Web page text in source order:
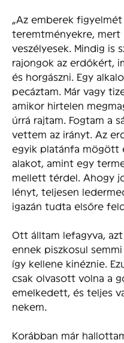
„Az emberek
teremtményekre, mert
veszélyesek. Mindig is
rajongok az erdőkért,
és horgászni. Egy
pecáztam. Már vagy
amikor hirtelen
úrrá rajtam. Fogtam a
vettem az irányt. Az
egyik platánfa mögött
alakot, amint egy
mellett térdel. Ahogy
lényt, teljesen
igazán tudta elsőre
Ott álltam lefagyva,
ennek piszkosul
így kellene kinéznie.
csak olvasott volna a
emelkedett, és teljes
nekem.
Korábban már